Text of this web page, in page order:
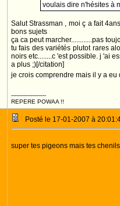
voulais dire n'hésites à
Salut Strassman , moi ç a fait
bons sujets
ça ca peut marcher............pas
tu fais des variétés plutot rares
noirs etc........c 'est possible. j 'ai
a plus ;)[/citation]
je crois comprendre mais il y a
--------------------
REPERE POWAA !!
Posté le 17-01-2007 à
super tes pigeons mais tes